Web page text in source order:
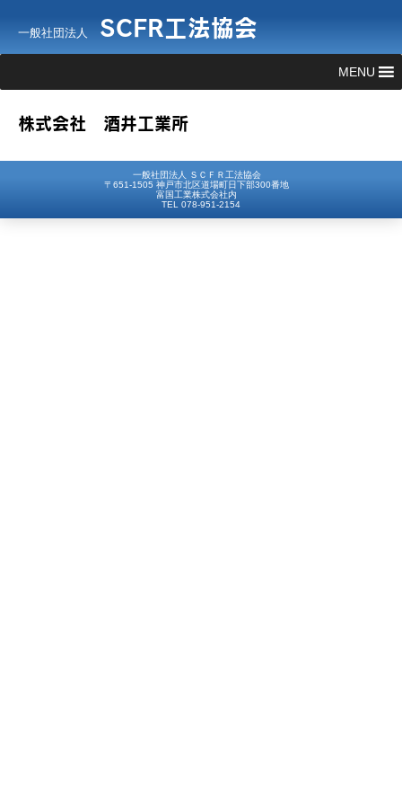
一般社団法人 SCFR工法協会
MENU
株式会社 酒井工業所
一般社団法人 ＳＣＦＲ工法協会
〒651-1505 神戸市北区道場町日下部300番地
富国工業株式会社内
TEL 078-951-2154